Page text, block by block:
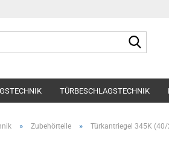
TÜRBESCHLAGSTECHNIK
» Zubehörteile » Türkantriegel 345K